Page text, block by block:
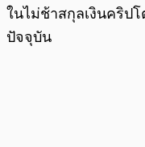
ในไม่ช้าสกุลเงินคริป
ปัจจุบัน